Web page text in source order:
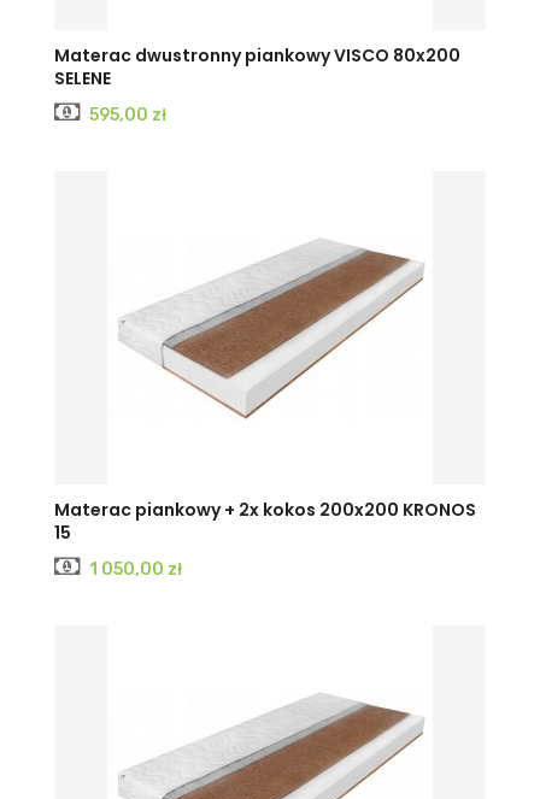
Materac dwustronny piankowy VISCO 80x200
SELENE
Cena
595,00 zł
Materac piankowy + 2x kokos 200x200 KRONOS
15
Cena
1 050,00 zł